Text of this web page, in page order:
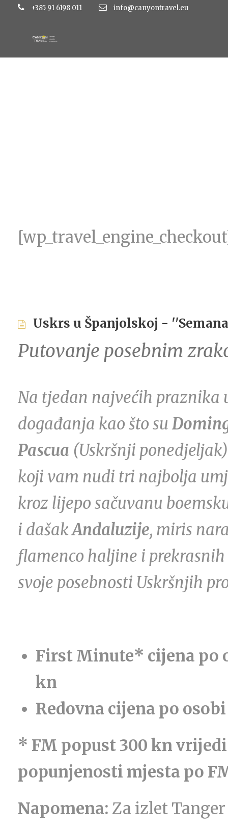
+385 91 6198 011 info@canyontravel.eu
Uskrs u Španjolskoj - ''Semana
Putovanje posebnim
Na tjedan najvećih praznika
događanja kao što su
Pascua (Uskršnji
koji vam nudi tri najbolja
kroz lijepo sačuvanu
i dašakAndaluzije, miris
flamenco haljine i
svoje posebnosti Uskršnjih
First Minute* cijena po
kn
Redovna cijena po
* FM popust 300 kn
popunjenosti mjesta po
Napomena: Za izlet